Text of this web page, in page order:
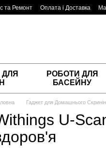
та Ремонт Оплата і Доставка
РОБОТИ ДЛЯ
БАСЕЙНУ
Гаджет для Домашнього
U-